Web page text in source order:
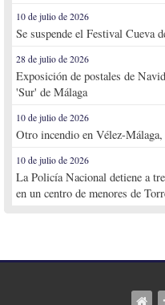
10 de julio de 2026
Se suspende el Festival Cueva
28 de julio de 2026
Exposición de postales de
'Sur' de Málaga
10 de julio de 2026
Otro incendio en Vélez-
10 de julio de 2026
La Policía Nacional detiene a
en un centro de menores de